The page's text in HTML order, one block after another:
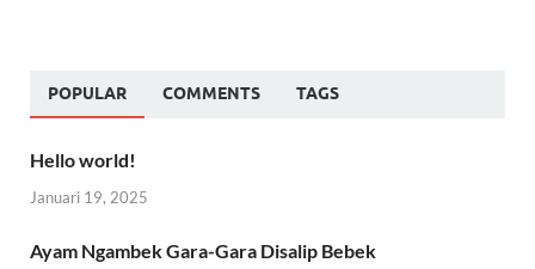
POPULAR COMMENTS TAGS
Hello world!
Januari 19, 2025
Ayam Ngambek Gara-Gara Disalip Bebek